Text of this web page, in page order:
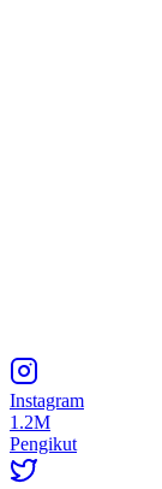
Instagram
1.2M
Pengikut